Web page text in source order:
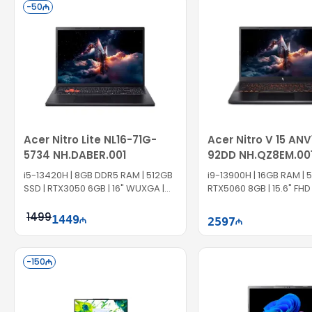
-50
Acer Nitro Lite NL16-71G-
5734 NH.DABER.001
i5-13420H | 8GB DDR5 RAM | 512GB
SSD | RTX3050 6GB | 16" WUXGA |
14991449
Acer Nitro V 15
92DD
i9-13900H | 16GB RAM |
RTX5060 8GB | 15.6"
2597
-150